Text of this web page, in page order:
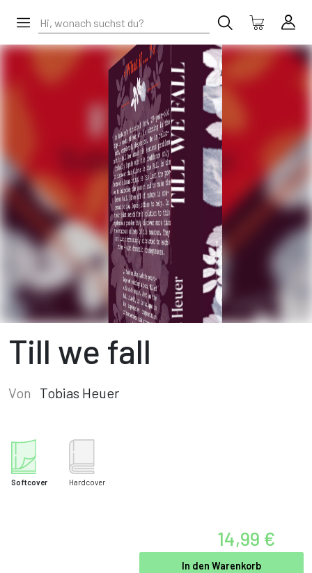
Till we fall
Von Tobias Heuer
Softcover Hardcover
14,99 €
In den Warenkorb